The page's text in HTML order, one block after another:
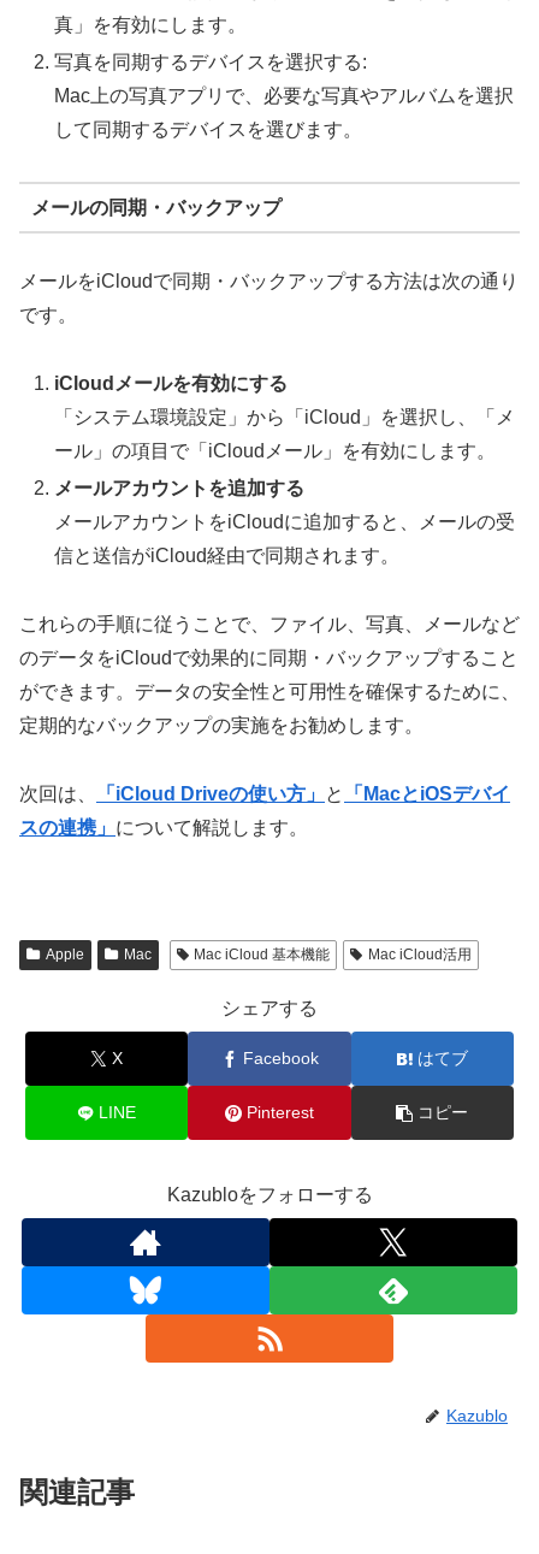
真」を有効にします。
写真を同期するデバイスを選択する:
Mac上の写真アプリで、必要な写真やアルバムを選択
して同期するデバイスを選びます。
メールの同期・バックアップ
メールをiCloudで同期・バックアップする方法は次の通り
です。
iCloudメールを有効にする
「システム環境設定」から「iCloud」を選択し、「メ
ール」の項目で「iCloudメール」を有効にします。
メールアカウントを追加する
メールアカウントをiCloudに追加すると、メールの受
信と送信がiCloud経由で同期されます。
これらの手順に従うことで、ファイル、写真、メールなど
のデータをiCloudで効果的に同期・バックアップすること
ができます。データの安全性と可用性を確保するために、
定期的なバックアップの実施をお勧めします。
次回は、 「iCloud Driveの使い方」 と
「MacとiOSデバイ
スの連携」 について解説します。
Apple Mac Mac iCloud 基本機能 Mac iCloud活用
シェアする
X Facebook はてブ
LINE Pinterest コピー
Kazubloをフォローする
Kazublo
関連記事